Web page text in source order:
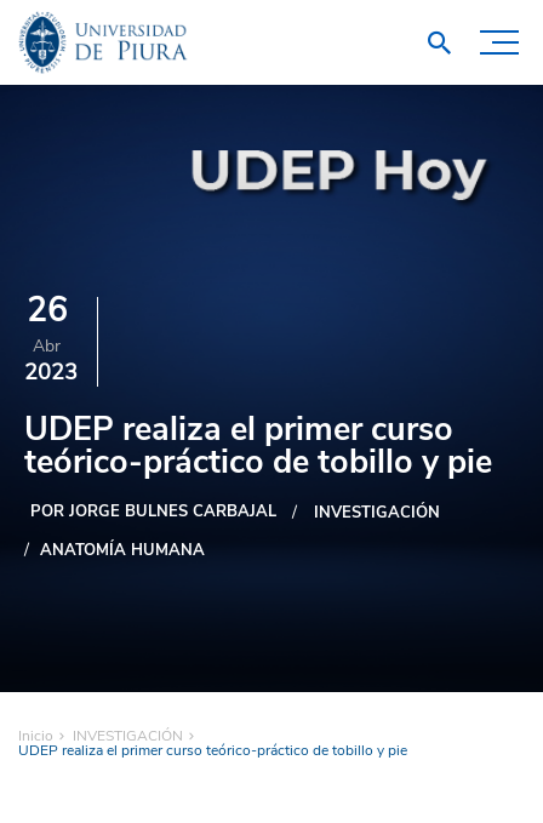
26
Abr
2023
UDEP realiza el primer curso
teórico-práctico de tobillo y pie
POR JORGE BULNES CARBAJAL
INVESTIGACIÓN
ANATOMÍA HUMANA
Inicio INVESTIGACIÓN
UDEP realiza el primer curso teórico-práctico de tobillo y pie